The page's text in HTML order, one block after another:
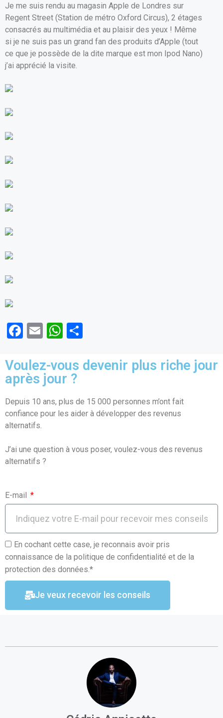
ce
b
o
o
ail at
s
A
p
ta
g
er
Je me suis rendu au magasin Apple de Londres sur
Regent Street (Station de métro Oxford Circus), 2 étages
consacrés au multimédia et au plaisir des yeux ! Même
si je ne suis pas un grand fan des produits d’Apple (tout
ce que je possède de la dite marque est mon Ipod Nano)
j’ai apprécié la visite.
F
ce
b
o
o
k
E
ail
W
at
s
A
p
ta
er
Voulez-vous devenir plus riche jour
après jour ?
Depuis 10 ans, plus de 15 000 personnes m’ont fait
confiance pour les aider à développer des revenus
alternatifs.
J’ai une question à vous poser, voulez-vous des revenus
alternatifs ?
E-mail
En cochant cette case, je reconnais avoir pris
connaissance de la politique de confidentialité et de la
protection des données.*
Je veux recevoir les conseils